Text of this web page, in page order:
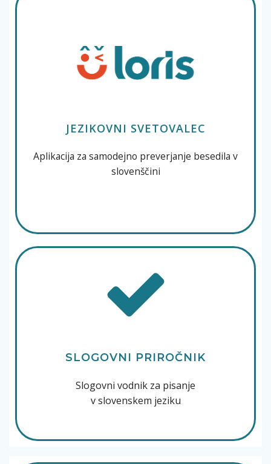
JEZIKOVNI SVETOVALEC
Aplikacija za samodejno preverjanje besedila v
slovenščini
SLOGOVNI PRIROČNIK
Slogovni vodnik za pisanje
v slovenskem jeziku